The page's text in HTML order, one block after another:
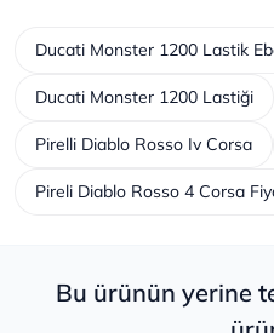
Ducati Monster 1200 Lastik
Ducati Monster 1200 Lastiği
Pirelli Diablo Rosso Iv Corsa
Pireli Diablo Rosso 4 Corsa
Bu ürünün yerine